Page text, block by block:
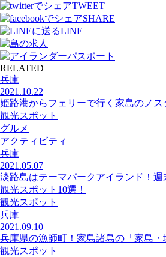
TWEET
SHARE
LINE
RELATED
兵庫
2021.10.22
姫路港からフェリーで行く家島のノス
観光スポット
グルメ
アクティビティ
兵庫
2021.05.07
淡路島はテーマパークアイランド！
観光スポット10選！
観光スポット
兵庫
2021.09.10
兵庫県の漁師町！家島諸島の「家島
観光スポット